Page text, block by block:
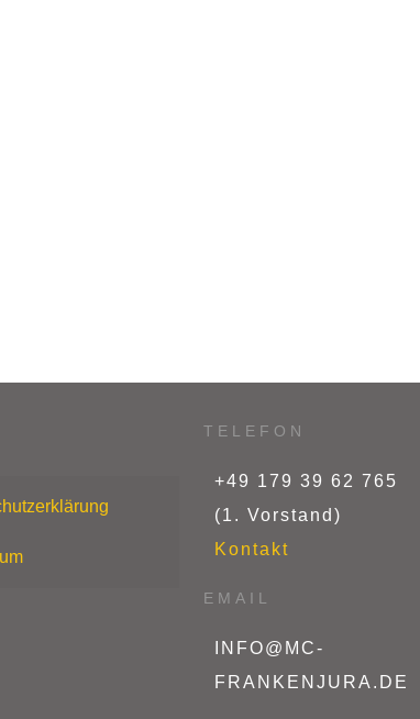
TELEFON
+49 179 39 62 765
(1. Vorstand)
Kontakt
EMAIL
INFO@MC-
FRANKENJURA.DE